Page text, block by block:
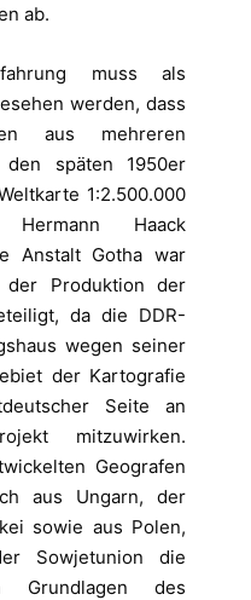
ab.
muss als
werden, dass
aus mehreren
späten 1950er
1:2.500.000
Haack
Anstalt Gotha war
Produktion der
da die DDR-
wegen seiner
der Kartografie
Seite an
mitzuwirken.
Geografen
aus Ungarn, der
sowie aus Polen,
Sowjetunion die
Grundlagen des